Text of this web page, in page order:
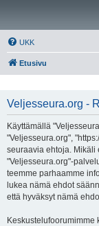
UKK
Etusivu
Veljesseura.org -
Käyttämällä
"Veljesseura.org",
seuraavia ehtoja. Mikäli
"Veljesseura.org"-
teemme parhaamme
lukea nämä ehdot
että hyväksyt nämä